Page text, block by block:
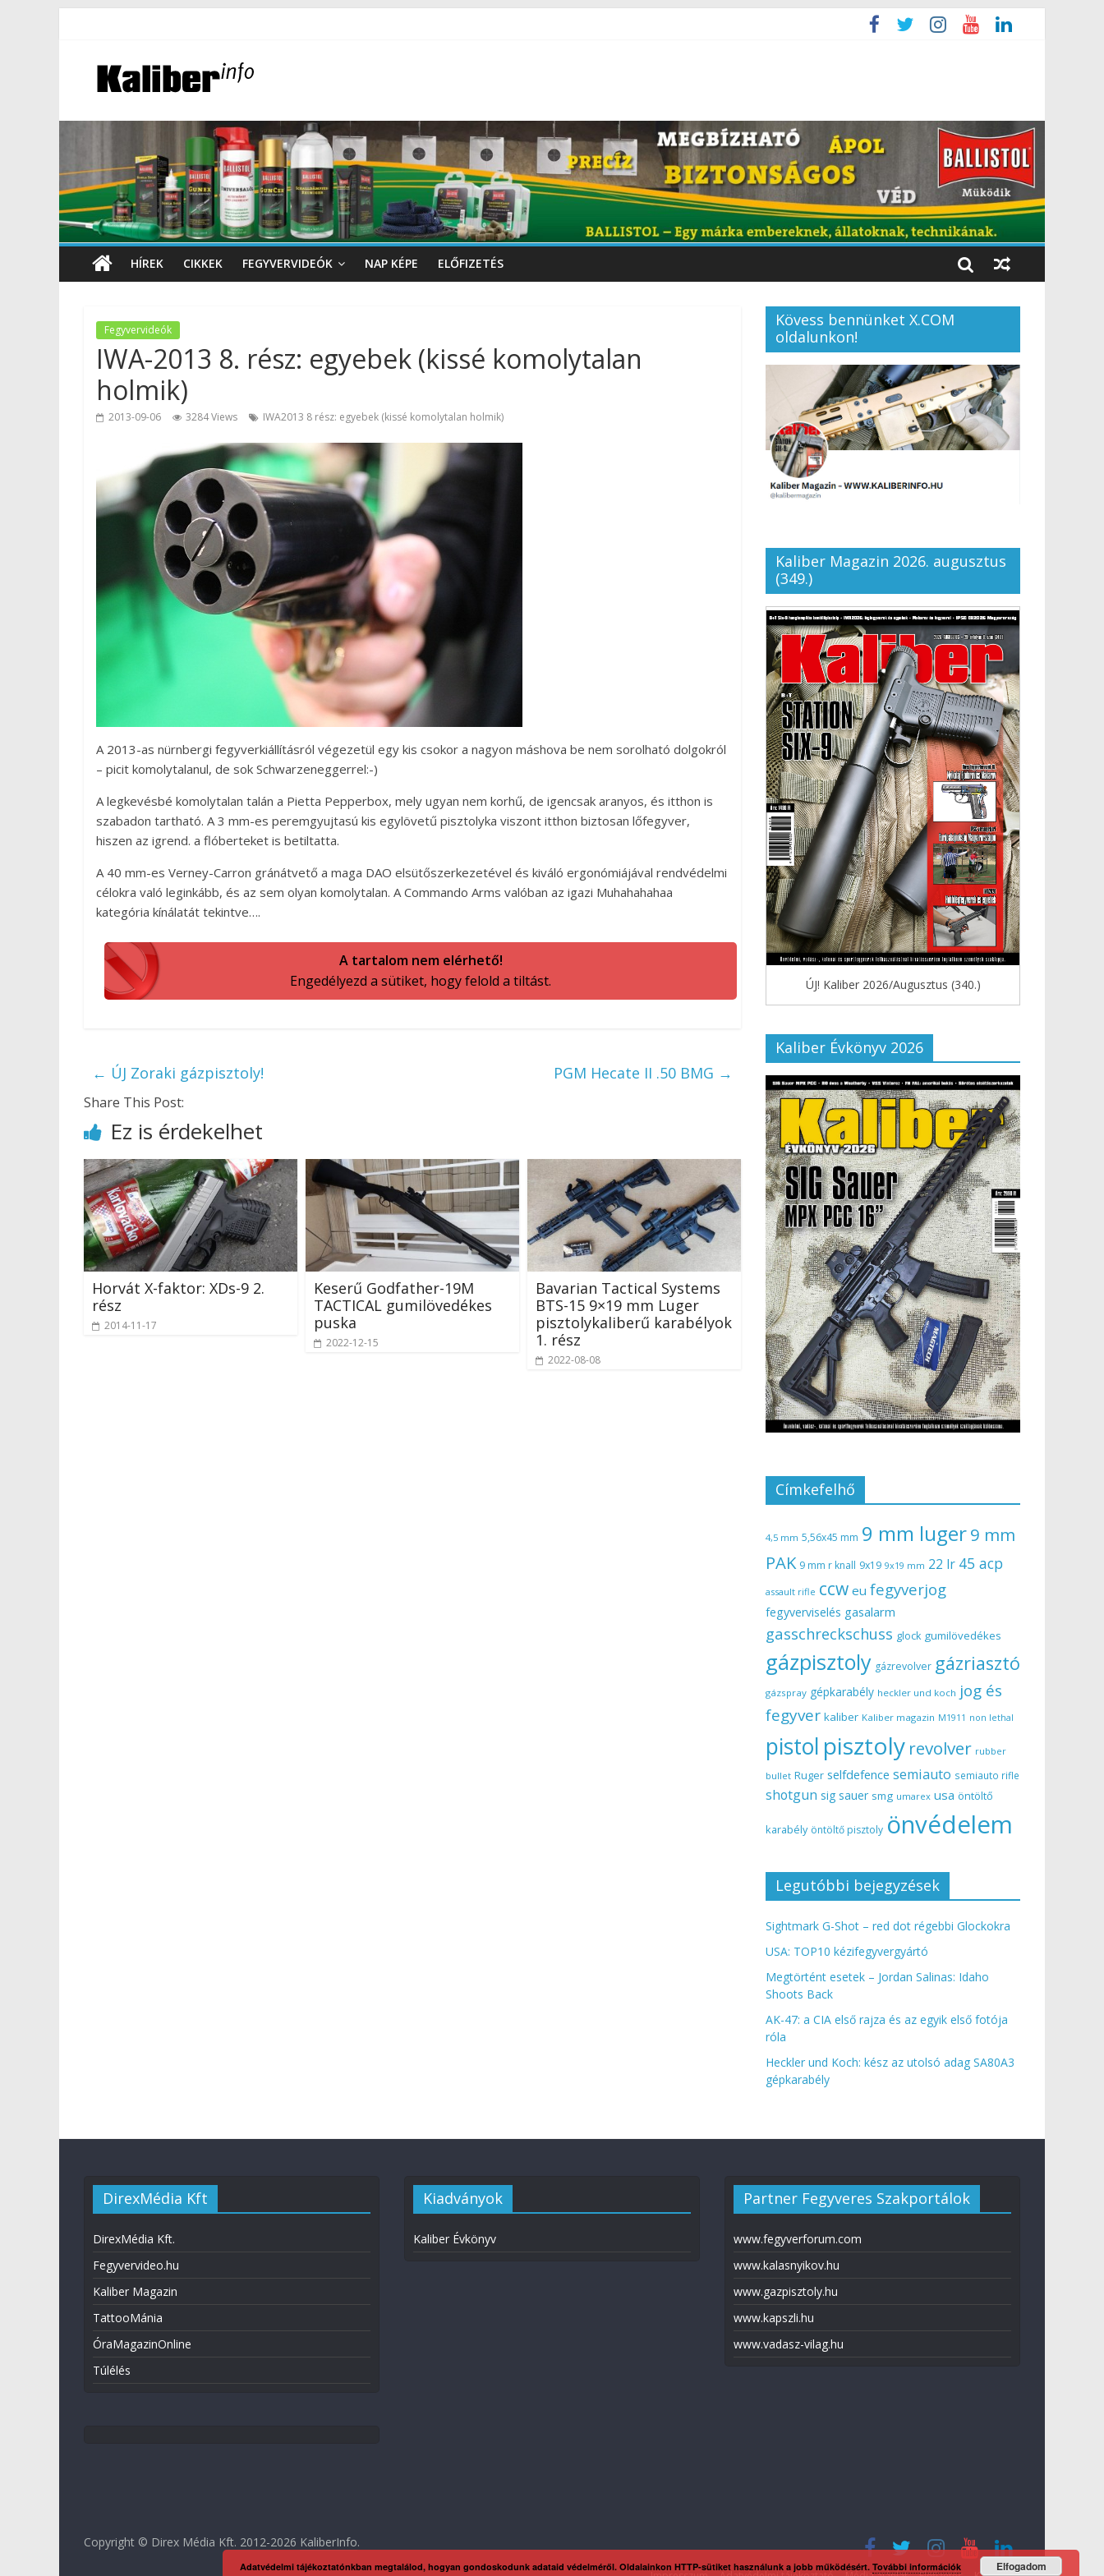
HÍREK CIKKEK FEGYVERVIDEÓK NAP KÉPE ELŐFIZETÉS
Fegyvervideók
IWA-2013 8. rész: egyebek (kissé komolytalan
holmik)
2013-09-06 3284 Views IWA2013 8 rész: egyebek (kissé komolytalan holmik)
A 2013-as nürnbergi fegyverkiállításról végezetül egy kis csokor a nagyon máshova be nem sorolható dolgokról
– picit komolytalanul, de sok Schwarzeneggerrel:-)
A legkevésbé komolytalan talán a Pietta Pepperbox, mely ugyan nem korhű, de igencsak aranyos, és itthon is
szabadon tartható. A 3 mm-es peremgyujtasú kis egylövetű pisztolyka viszont itthon biztosan lőfegyver,
hiszen az igrend. a flóberteket is betiltatta.
A 40 mm-es Verney-Carron gránátvető a maga DAO elsütőszerkezetével és kiváló ergonómiájával rendvédelmi
célokra való leginkább, és az sem olyan komolytalan. A Commando Arms valóban az igazi Muhahahahaa
kategória kínálatát tekintve….
A tartalom nem elérhető!
Engedélyezd a sütiket, hogy felold a tiltást.
← ÚJ Zoraki gázpisztoly! PGM Hecate II .50 BMG →
Share This Post:
Ez is érdekelhet
Horvát X-faktor: XDs-9 2.
rész
2014-11-17
Keserű Godfather-19M
TACTICAL gumilövedékes
puska
2022-12-15
Bavarian Tactical Systems
BTS-15 9×19 mm Luger
pisztolykaliberű karabélyok
1. rész
2022-08-08
Kövess bennünket X.COM
oldalunkon!
Kaliber Magazin 2026. augusztus
(349.)
ÚJ! Kaliber 2026/Augusztus (340.)
Kaliber Évkönyv 2026
Címkefelhő
4,5 mm 5,56x45 mm 9 mm luger9 mm
PAK 9 mm r knall 9x19 9x19 mm 22 lr 45 acp
assault rifle ccw eu fegyverjog
fegyverviselés gasalarm
gasschreckschuss glock gumilövedékes
gázpisztoly gázrevolver gázriasztó
gázspray gépkarabély heckler und koch jog és
fegyver kaliber Kaliber magazin M1911 non lethal
pistol pisztoly revolver rubber
bullet Ruger selfdefence semiauto semiauto rifle
shotgun sig sauer smg umarex usa öntöltő
karabély öntöltő pisztoly önvédelem
Legutóbbi bejegyzések
Sightmark G-Shot – red dot régebbi Glockokra
USA: TOP10 kézifegyvergyártó
Megtörtént esetek – Jordan Salinas: Idaho
Shoots Back
AK-47: a CIA első rajza és az egyik első fotója
róla
Heckler und Koch: kész az utolsó adag SA80A3
gépkarabély
DirexMédia Kft
DirexMédia Kft.
Fegyvervideo.hu
Kaliber Magazin
TattooMánia
ÓraMagazinOnline
Túlélés
Kiadványok
Kaliber Évkönyv
Partner Fegyveres Szakportálok
www.fegyverforum.com
www.kalasnyikov.hu
www.gazpisztoly.hu
www.kapszli.hu
www.vadasz-vilag.hu
Copyright © Direx Média Kft. 2012-2026 KaliberInfo.
Adatvédelmi tájékoztatónkban megtalálod, hogyan gondoskodunk adataid védelméről. Oldalainkon HTTP-sütiket használunk a jobb működésért. További információk Elfogadom